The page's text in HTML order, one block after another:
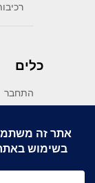
כלים
התחבר
פיד